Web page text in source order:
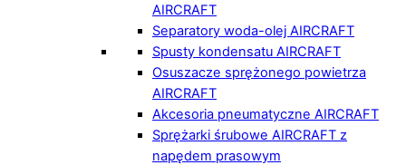
AIRCRAFT
Separatory woda-olej AIRCRAFT
Spusty kondensatu AIRCRAFT
Osuszacze sprężonego powietrza
AIRCRAFT
Akcesoria pneumatyczne AIRCRAFT
Sprężarki śrubowe AIRCRAFT z
napędem prasowym